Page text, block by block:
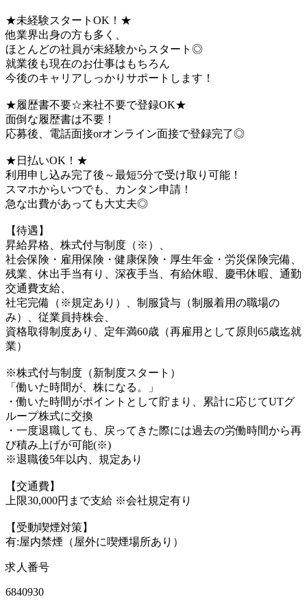
★未経験スタートOK！★
他業界出身の方も多く、
ほとんどの社員が未経験からスタート◎
就業後も現在のお仕事はもちろん
今後のキャリアしっかりサポートします！
★履歴書不要☆来社不要で登録OK★
面倒な履歴書は不要！
応募後、電話面接orオンライン面接で登録完了◎
★日払いOK！★
利用申し込み完了後～最短5分で受け取り可能！
スマホからいつでも、カンタン申請！
急な出費があっても大丈夫◎
【待遇】
昇給昇格、株式付与制度（※）、
社会保険・雇用保険・健康保険・厚生年金・労災保険完備、
残業、休出手当有り、深夜手当、有給休暇、慶弔休暇、通勤
交通費支給、
社宅完備（※規定あり）、制服貸与（制服着用の職場の
み）、従業員持株会、
資格取得制度あり、定年満60歳（再雇用として原則65歳迄就
業）
※株式付与制度（新制度スタート）
「働いた時間が、株になる。」
・働いた時間がポイントとして貯まり、累計に応じてUTグ
ループ株式に交換
・一度退職しても、戻ってきた際には過去の労働時間から再
び積み上げが可能(※)
※退職後5年以内、規定あり
【交通費】
上限30,000円まで支給 ※会社規定有り
【受動喫煙対策】
有:屋内禁煙（屋外に喫煙場所あり）
求人番号
6840930